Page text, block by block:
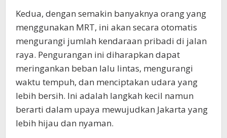
Kedua, dengan semakin banyaknya orang yang
menggunakan MRT, ini akan secara otomatis
mengurangi jumlah kendaraan pribadi di jalan
raya. Pengurangan ini diharapkan dapat
meringankan beban lalu lintas, mengurangi
waktu tempuh, dan menciptakan udara yang
lebih bersih. Ini adalah langkah kecil namun
berarti dalam upaya mewujudkan Jakarta yang
lebih hijau dan nyaman.